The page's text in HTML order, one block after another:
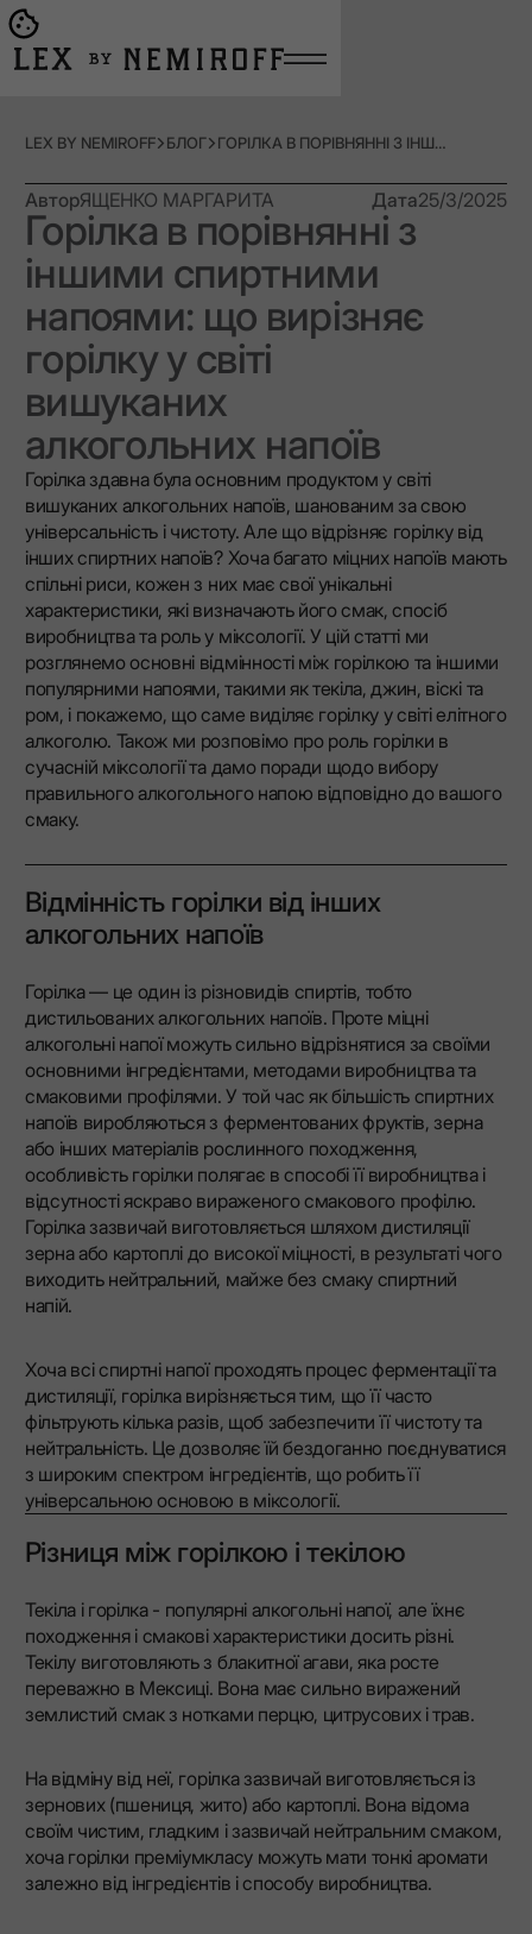
Go to main page
LEX BY NEMIROFF БЛОГ ГОРІЛКА В ПОРІВНЯННІ З ІНШИМИ СПИРТНИМИ НАПОЯМИ: ЩО ВИРІЗНЯЄ ГОРІЛКУ У СВІТІ ВИШУКАНИХ АЛКОГОЛЬНИХ НАПОЇВ
АвторЯЩЕНКО МАРГАРИТА Дата25/3/2025
Горілка в порівнянні з
іншими спиртними
напоями: що вирізняє
горілку у світі
вишуканих
алкогольних напоїв
Горілка здавна була основним продуктом у світі
вишуканих алкогольних напоїв, шанованим за свою
універсальність і чистоту. Але що відрізняє горілку від
інших спиртних напоїв? Хоча багато міцних напоїв мають
спільні риси, кожен з них має свої унікальні
характеристики, які визначають його смак, спосіб
виробництва та роль у міксології. У цій статті ми
розглянемо основні відмінності між горілкою та іншими
популярними напоями, такими як текіла, джин, віскі та
ром, і покажемо, що саме виділяє горілку у світі елітного
алкоголю. Також ми розповімо про роль горілки в
сучасній міксології та дамо поради щодо вибору
правильного алкогольного напою відповідно до вашого
смаку.
Відмінність горілки від інших
алкогольних напоїв
Горілка — це один із різновидів спиртів, тобто
дистильованих алкогольних напоїв. Проте міцні
алкогольні напої можуть сильно відрізнятися за своїми
основними інгредієнтами, методами виробництва та
смаковими профілями. У той час як більшість спиртних
напоїв виробляються з ферментованих фруктів, зерна
або інших матеріалів рослинного походження,
особливість горілки полягає в способі її виробництва і
відсутності яскраво вираженого смакового профілю.
Горілка зазвичай виготовляється шляхом дистиляції
зерна або картоплі до високої міцності, в результаті чого
виходить нейтральний, майже без смаку спиртний
напій.
Хоча всі спиртні напої проходять процес ферментації та
дистиляції, горілка вирізняється тим, що її часто
фільтрують кілька разів, щоб забезпечити її чистоту та
нейтральність. Це дозволяє їй бездоганно поєднуватися
з широким спектром інгредієнтів, що робить її
універсальною основою в міксології.
Різниця між горілкою і текілою
Текіла і горілка - популярні алкогольні напої, але їхнє
походження і смакові характеристики досить різні.
Текілу виготовляють з блакитної агави, яка росте
переважно в Мексиці. Вона має сильно виражений
землистий смак з нотками перцю, цитрусових і трав.
На відміну від неї, горілка зазвичай виготовляється із
зернових (пшениця, жито) або картоплі. Вона відома
своїм чистим, гладким і зазвичай нейтральним смаком,
хоча горілки преміумкласу можуть мати тонкі аромати
залежно від інгредієнтів і способу виробництва.